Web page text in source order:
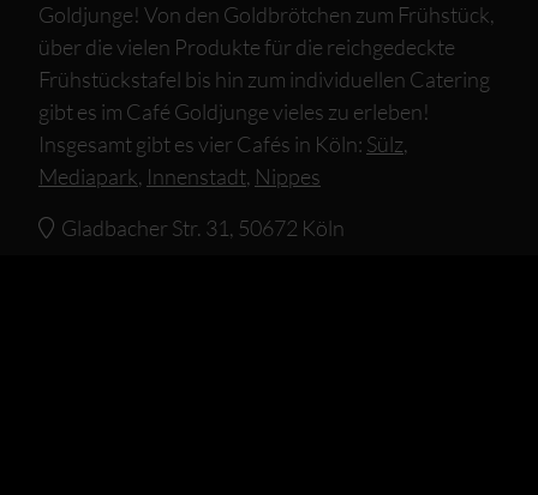
Goldjunge! Von den Goldbrötchen zum Frühstück,
über die vielen Produkte für die reichgedeckte
Frühstückstafel bis hin zum individuellen Catering
gibt es im Café Goldjunge vieles zu erleben!
Insgesamt gibt es vier Cafés in Köln: Sülz,
Mediapark, Innenstadt, Nippes
Gladbacher Str. 31, 50672 Köln